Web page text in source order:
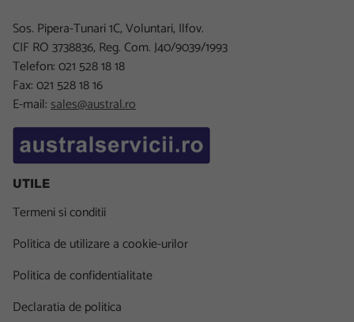
Sos. Pipera-Tunari 1C, Voluntari, Ilfov.
CIF RO 3738836, Reg. Com. J40/9039/1993
Telefon: 021 528 18 18
Fax: 021 528 18 16
E-mail:sales@austral.ro
UTILE
Termeni si conditii
Politica de utilizare a cookie-urilor
Politica de confidentialitate
Declaratia de politica